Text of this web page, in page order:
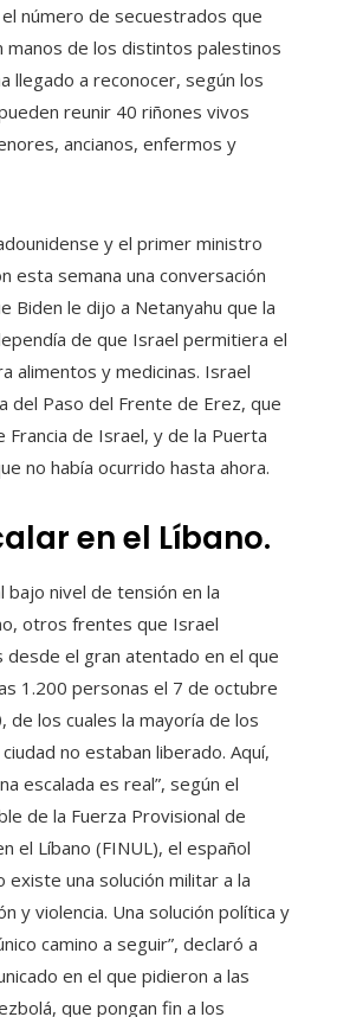
número de secuestrados que
manos de los distintos palestinos
llegado a reconocer, según los
reunir 40 riñones vivos
ancianos, enfermos y
y el primer ministro
esta semana una conversación
Biden le dijo a Netanyahu que la
de que Israel permitiera el
alimentos y medicinas. Israel
del Paso del Frente de Erez, que
de Israel, y de la Puerta
no había ocurrido hasta ahora.
en el Líbano.
bajo nivel de tensión en la
otros frentes que Israel
el gran atentado en el que
1.200 personas el 7 de octubre
de los cuales la mayoría de los
no estaban liberado. Aquí,
escalada es real”, según el
de la Fuerza Provisional de
el Líbano (FINUL), el español
existe una solución militar a la
y violencia. Una solución política y
camino a seguir”, declaró a
en el que pidieron a las
que pongan fin a los